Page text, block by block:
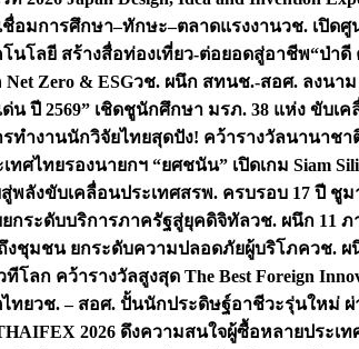
ชื่อมการศึกษา–ทักษะ–ตลาดแรงงานวช. เปิด
นโลยี สร้างสื่อท่องเที่ยว-ต่อยอดสู่อาชีพ“ป่าดี
Zero & ESGวช. ผนึก สทนช.-สอศ. ลงนา
ปี 2569” เชิดชูนักศึกษา มรภ. 38 แห่ง ขับ
ทำงานนักวิจัยไทยสุดปัง! คว้ารางวัลนานาชา
ทศไทยรองนายกฯ “ยศชนัน” เปิดเกม Siam
พลังขับเคลื่อนประเทศสรพ. ครบรอบ 17 ปี ชู
กระดับบริการภาครัฐสู่ยุคดิจิทัลวช. ผนึก 11 ภ
งชุมชน ยกระดับความปลอดภัยผู้บริโภควช. ผ
ลก คว้ารางวัลสูงสุด The Best Foreign
ไทยวช. – สอศ. ปั้นนักประดิษฐ์อาชีวะรุ่นใหม่ ผ่
2026 ดึงความสนใจผู้ซื้อหลายประเท